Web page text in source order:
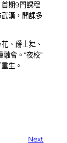
期9門課程
漢，開課多
、爵士舞、
會。“夜校”
生。
Next